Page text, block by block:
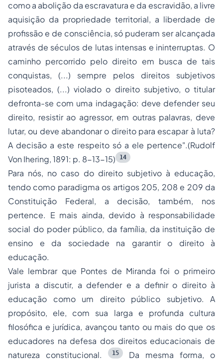
como a abolição da escravatura e da escravidão, a livre
aquisição da propriedade territorial, a liberdade de
profissão e de consciência, só puderam ser alcançada
através de séculos de lutas intensas e ininterruptas. O
caminho percorrido pelo direito em busca de tais
conquistas, (...) sempre pelos direitos subjetivos
pisoteados, (...) violado o direito subjetivo, o titular
defronta-se com uma indagação: deve defender seu
direito, resistir ao agressor, em outras palavras, deve
lutar, ou deve abandonar o direito para escapar à luta?
A decisão a este respeito só a ele pertence".(Rudolf
Von Ihering, 1891: p. 8-13-15)
14
Para nós, no caso do direito subjetivo à educação,
tendo como paradigma os artigos 205, 208 e 209 da
Constituição Federal, a decisão, também, nos
pertence. E mais ainda, devido à responsabilidade
social do poder público, da família, da instituição de
ensino e da sociedade na garantir o direito à
educação.
Vale lembrar que Pontes de Miranda foi o primeiro
jurista a discutir, a defender e a definir o direito à
educação como um direito público subjetivo. A
propósito, ele, com sua larga e profunda cultura
filosófica e jurídica, avançou tanto ou mais do que os
educadores na defesa dos direitos educacionais de
natureza constitucional. 15
Da mesma forma, o